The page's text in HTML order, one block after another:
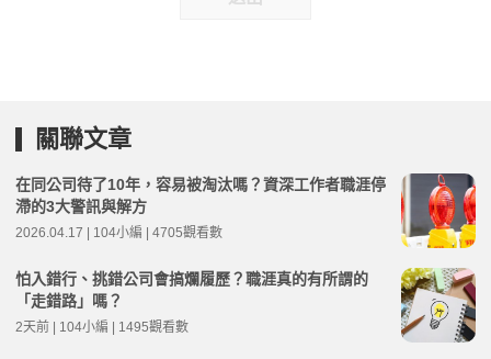
關聯文章
在同公司待了10年，容易被淘汰嗎？資深工作者職涯停
滯的3大警訊與解方
2026.04.17 | 104小編 | 4705觀看數
怕入錯行、挑錯公司會搞爛履歷？職涯真的有所謂的
「走錯路」嗎？
2天前 | 104小編 | 1495觀看數